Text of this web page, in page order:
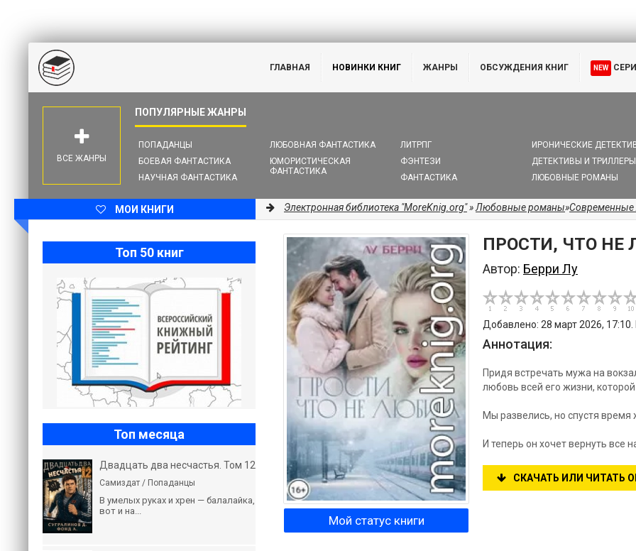
ГЛАВНАЯ НОВИНКИ КНИГ ЖАНРЫ ОБСУЖДЕНИЯ КНИГ NEW
ПОПАДАНЦЫ
БОЕВАЯ ФАНТАСТИКА
НАУЧНАЯ ФАНТАСТИКА
ЛЮБОВНАЯ ФАНТАСТИКА
ЮМОРИСТИЧЕСКАЯ
ФАНТАСТИКА
ЛИТРПГ
ФЭНТЕЗИ
ФАНТАСТИКА
ИРОНИЧЕСКИЕ
ДЕТЕКТИВЫ И ТРИЛЛЕРЫ
ЛЮБОВНЫЕ РОМАНЫ
ВСЕ ЖАНРЫ
МОИ КНИГИ Электронная библиотека "MoreKnig.org"»Любовные романы»
ПРОСТИ, ЧТО НЕ
Автор: Берри Лу
Добавлено: 28 март 2026,
Аннотация:
Придя встречать мужа на
любовь всей его жизни,
Мы развелись, но спустя время
И теперь он хочет вернуть все
СКАЧАТЬ ИЛИ ЧИТАТЬ
Мой статус книги
Топ 50 книг
Топ месяца
Двадцать два несчастья. Том 12
Самиздат / Попаданцы
В умелых руках и хрен — балалайка,
вот и на...